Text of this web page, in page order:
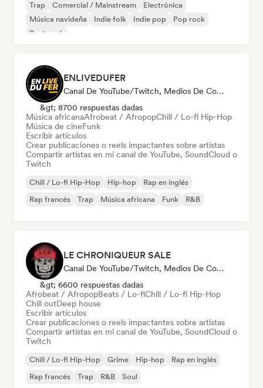
Trap Comercial / Mainstream
Electrónica
Música navideña
Indie folk Indie pop
Pop rock
Post punk
ENLIVEDUFER
Canal De YouTube/Twitch, Medios De Comunicación/Periodista, Social Media Influencer
&gt; 8700 respuestas dadas
Música africanaAfrobeat / AfropopChill / Lo-fi Hip-Hop
Música de cineFunk
Escribir artículos
Crear publicaciones o reels impactantes sobre artistas
Compartir artistas en mi canal de YouTube, SoundCloud o
Twitch
Chill / Lo-fi Hip-Hop Hip-hop
Rap en inglés
Rap francés
Trap Música africana Funk R&B
LE CHRONIQUEUR SALE
Canal De YouTube/Twitch, Medios De Comunicación/Periodista, Social Media Influencer
&gt; 6600 respuestas dadas
Afrobeat / AfropopBeats / Lo-fiChill / Lo-fi Hip-Hop
Chill outDeep house
Escribir artículos
Crear publicaciones o reels impactantes sobre artistas
Compartir artistas en mi canal de YouTube, SoundCloud o
Twitch
Chill / Lo-fi Hip-Hop Grime Hip-hop
Rap en inglés
Rap francés
Trap R&B Soul